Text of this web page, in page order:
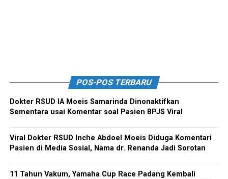
POS-POS TERBARU
Dokter RSUD IA Moeis Samarinda Dinonaktifkan
Sementara usai Komentar soal Pasien BPJS Viral
Viral Dokter RSUD Inche Abdoel Moeis Diduga Komentari
Pasien di Media Sosial, Nama dr. Renanda Jadi Sorotan
11 Tahun Vakum, Yamaha Cup Race Padang Kembali